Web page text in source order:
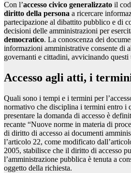
Con l’accesso civico generalizzato il
diritto della persona a ricercare
partecipazione al dibattito pubblico e di
decisioni delle amministrazioni per
democratico. La conoscenza dei
informazioni amministrative consente di
governanti e cittadini, avvicinando
Accesso agli atti, i
Quali sono i tempi e i termini per
normativo che disciplina i termini entro i
presentare la domanda di accesso è
recante “Nuove norme in materia di
di diritto di accesso ai documenti
l’articolo 22, come modificato
2005, stabilisce che il diritto di accesso
l’amministrazione pubblica è tenuta a
oggetto della richiesta.